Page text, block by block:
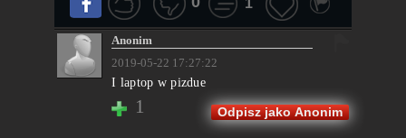
Anonim
2019-05-22 17:27:22
I laptop w pizdue
1 Odpisz jako Anonim